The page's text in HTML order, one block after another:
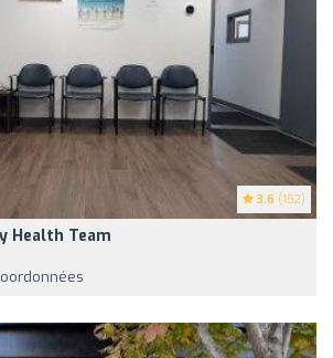
3.6 (152)
Health Team